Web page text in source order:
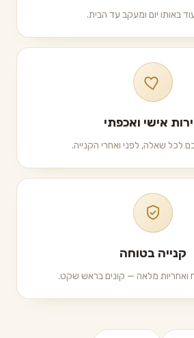
באותו יום ומעקב עד הבית.
אישי ואכפתי
לכל שאלה, לפני ואחרי הקנייה.
קנייה בטוחה
ואחריות מלאה — קונים בראש שקט.